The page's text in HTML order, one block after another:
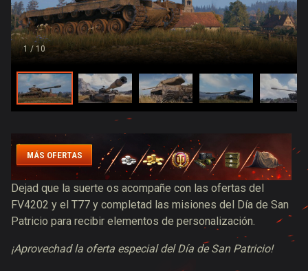
1 / 10
MÁS OFERTAS
Dejad que la suerte os acompañe con las ofertas del
FV4202 y el T77 y completad las misiones del Día de San
Patricio para recibir elementos de personalización.
¡Aprovechad la oferta especial del Día de San Patricio!